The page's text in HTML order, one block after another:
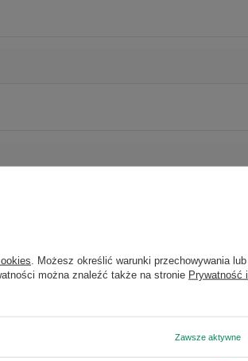
. Możesz określić warunki przechowywania lub
można znaleźć także na stronie Prywatność i
Zawsze aktywne